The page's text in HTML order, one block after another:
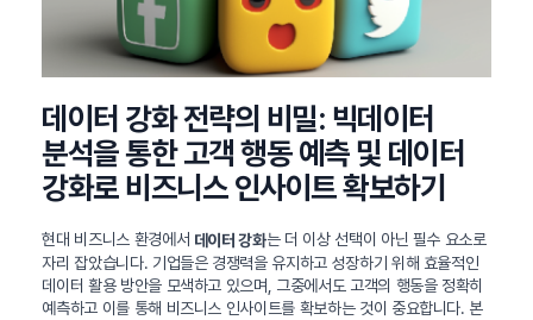
데이터 강화 전략의 비밀: 빅데이터
분석을 통한 고객 행동 예측 및 데이터
강화로 비즈니스 인사이트 확보하기
현대 비즈니스 환경에서 데이터 강화는 더 이상 선택이 아닌 필수 요소로
자리 잡았습니다. 기업들은 경쟁력을 유지하고 성장하기 위해 효율적인
데이터 활용 방안을 모색하고 있으며, 그중에서도 고객의 행동을 정확히
예측하고 이를 통해 비즈니스 인사이트를 확보하는 것이 중요합니다. 본